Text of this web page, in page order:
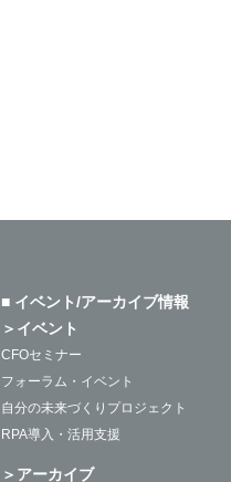
■ イベント/アーカイブ情報
＞イベント
CFOセミナー
フォーラム・イベント
自分の未来づくりプロジェクト
RPA導入・活用支援
＞アーカイブ